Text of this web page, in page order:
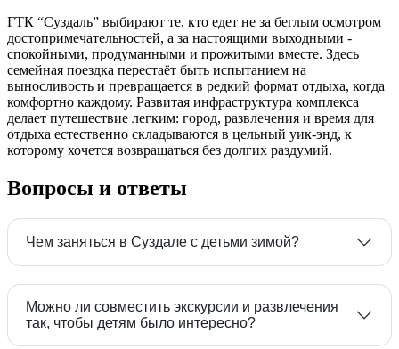
ГТК “Суздаль” выбирают те, кто едет не за беглым осмотром
достопримечательностей, а за настоящими выходными -
спокойными, продуманными и прожитыми вместе. Здесь
семейная поездка перестаёт быть испытанием на
выносливость и превращается в редкий формат отдыха, когда
комфортно каждому. Развитая инфраструктура комплекса
делает путешествие легким: город, развлечения и время для
отдыха естественно складываются в цельный уик-энд, к
которому хочется возвращаться без долгих раздумий.
Вопросы и ответы
Чем заняться в Суздале с детьми зимой?
Можно ли совместить экскурсии и развлечения
так, чтобы детям было интересно?